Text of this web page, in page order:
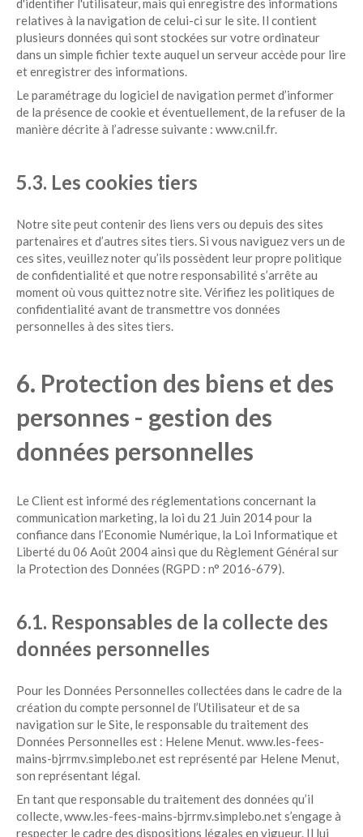
d'identifier l'utilisateur, mais qui enregistre des informations
relatives à la navigation de celui-ci sur le site. Il contient
plusieurs données qui sont stockées sur votre ordinateur
dans un simple fichier texte auquel un serveur accède pour lire
et enregistrer des informations.
Le paramétrage du logiciel de navigation permet d’informer
de la présence de cookie et éventuellement, de la refuser de la
manière décrite à l’adresse suivante : www.cnil.fr.
5.3. Les cookies tiers
Notre site peut contenir des liens vers ou depuis des sites
partenaires et d’autres sites tiers. Si vous naviguez vers un de
ces sites, veuillez noter qu’ils possèdent leur propre politique
de confidentialité et que notre responsabilité s’arrête au
moment où vous quittez notre site. Vérifiez les politiques de
confidentialité avant de transmettre vos données
personnelles à des sites tiers.
6. Protection des biens et des
personnes - gestion des
données personnelles
Le Client est informé des réglementations concernant la
communication marketing, la loi du 21 Juin 2014 pour la
confiance dans l’Economie Numérique, la Loi Informatique et
Liberté du 06 Août 2004 ainsi que du Règlement Général sur
la Protection des Données (RGPD : n° 2016-679).
6.1. Responsables de la collecte des
données personnelles
Pour les Données Personnelles collectées dans le cadre de la
création du compte personnel de l’Utilisateur et de sa
navigation sur le Site, le responsable du traitement des
Données Personnelles est : Helene Menut. www.les-fees-
mains-bjrrmv.simplebo.net est représenté par Helene Menut,
son représentant légal.
En tant que responsable du traitement des données qu’il
collecte, www.les-fees-mains-bjrrmv.simplebo.net s’engage à
respecter le cadre des dispositions légales en vigueur. Il lui